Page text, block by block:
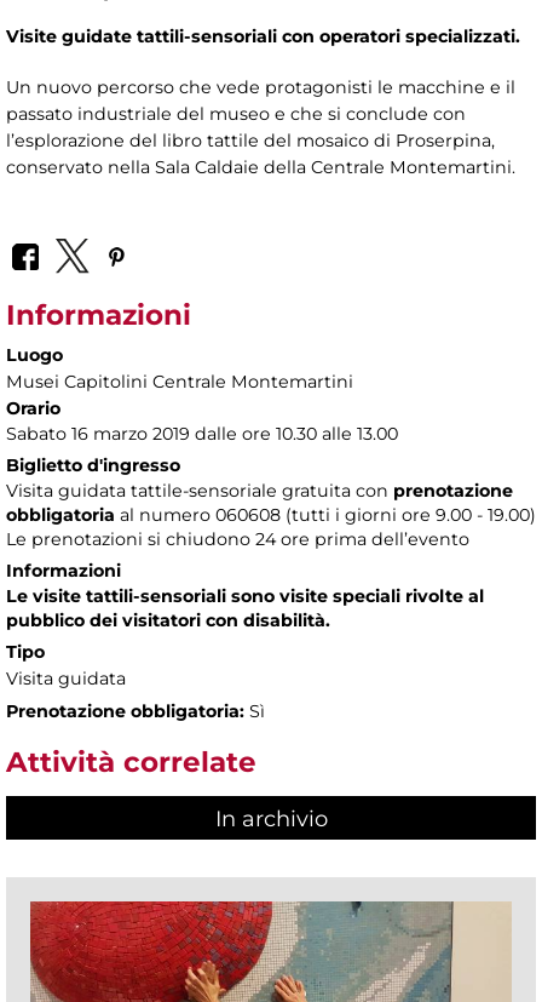
Visite guidate tattili-sensoriali con operatori specializzati.
Un nuovo percorso che vede protagonisti le macchine e il
passato industriale del museo e che si conclude con
l’esplorazione del libro tattile del mosaico di Proserpina,
conservato nella Sala Caldaie della Centrale Montemartini.
Informazioni
Luogo
Musei Capitolini Centrale Montemartini
Orario
Sabato 16 marzo 2019 dalle ore 10.30 alle 13.00
Biglietto d'ingresso
Visita guidata tattile-sensoriale gratuita con prenotazione
obbligatoria al numero 060608 (tutti i giorni ore 9.00 - 19.00)
Le prenotazioni si chiudono 24 ore prima dell’evento
Informazioni
Le visite tattili-sensoriali sono visite speciali rivolte al
pubblico dei visitatori con disabilità.
Tipo
Visita guidata
Prenotazione obbligatoria: Sì
Attività correlate
In archivio